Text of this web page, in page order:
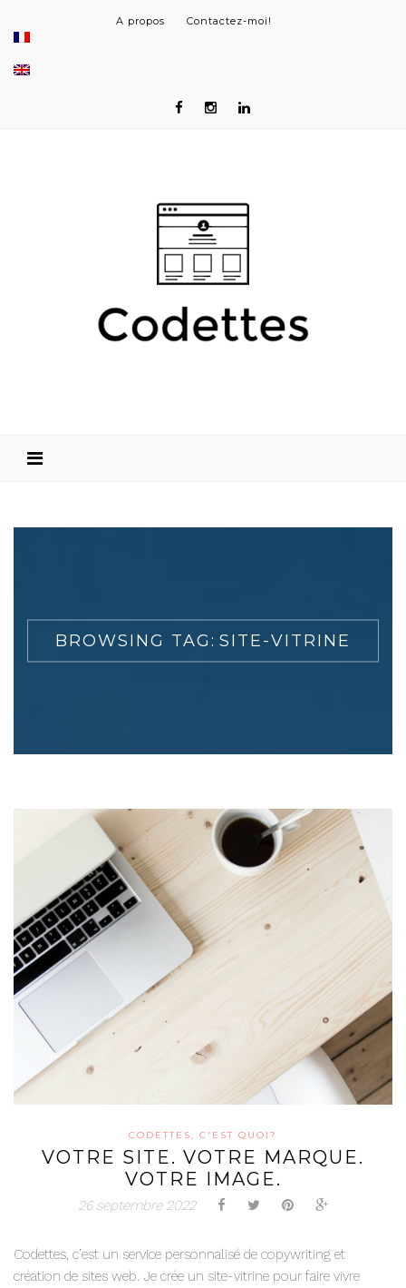
A propos Contactez-moi!
BROWSING TAG: SITE-VITRINE
CODETTES, C'EST QUOI?
VOTRE SITE. VOTRE MARQUE.
VOTRE IMAGE.
26 septembre 2022
Codettes, c’est un service personnalisé de copywriting et
création de sites web. Je crée un site-vitrine pour faire vivre